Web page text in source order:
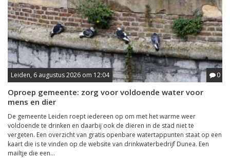
Leiden, 6 augustus 2026 om 12:04 0
Oproep gemeente: zorg voor voldoende water voor
mens en dier
De gemeente Leiden roept iedereen op om met het warme weer
voldoende te drinken en daarbij ook de dieren in de stad niet te
vergeten. Een overzicht van gratis openbare watertappunten staat op een
kaart die is te vinden op de website van drinkwaterbedrijf Dunea. Een
mailtje die een...